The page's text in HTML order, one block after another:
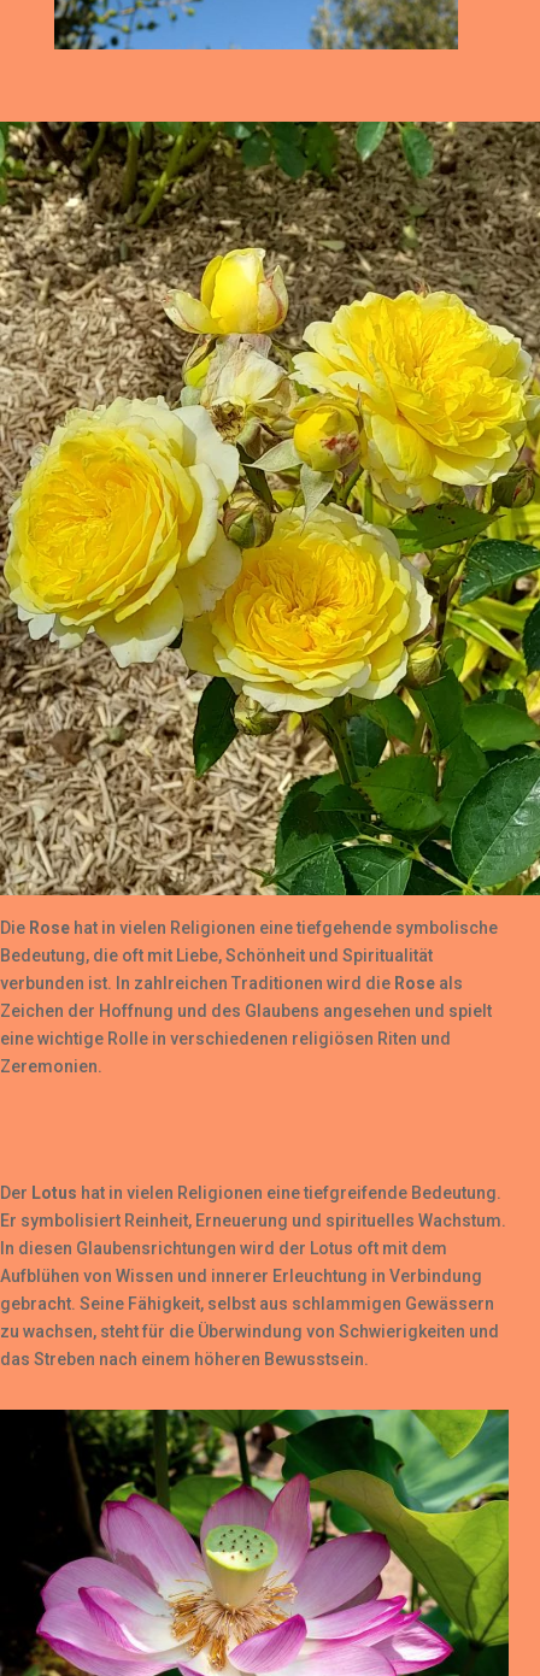
Die Rose hat in vielen Religionen eine tiefgehende symbolische
Bedeutung, die oft mit Liebe, Schönheit und Spiritualität
verbunden ist. In zahlreichen Traditionen wird die Rose als
Zeichen der Hoffnung und des Glaubens angesehen und spielt
eine wichtige Rolle in verschiedenen religiösen Riten und
Zeremonien.
Der Lotus hat in vielen Religionen eine tiefgreifende Bedeutung.
Er symbolisiert Reinheit, Erneuerung und spirituelles Wachstum.
In diesen Glaubensrichtungen wird der Lotus oft mit dem
Aufblühen von Wissen und innerer Erleuchtung in Verbindung
gebracht. Seine Fähigkeit, selbst aus schlammigen Gewässern
zu wachsen, steht für die Überwindung von Schwierigkeiten und
das Streben nach einem höheren Bewusstsein.